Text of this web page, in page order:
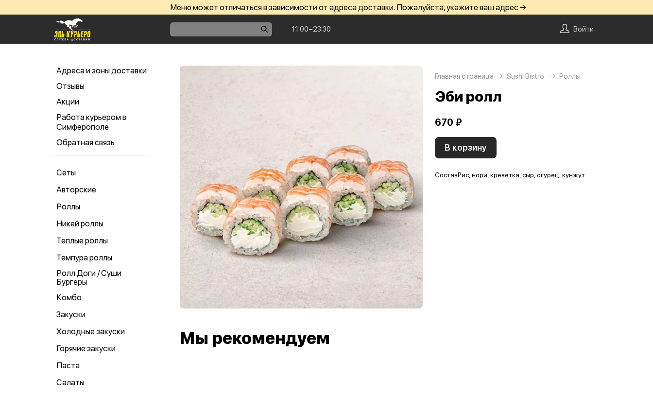
Меню может отличаться в зависимости от адреса доставки. Пожалуйста, укажите ваш адрес →
11:00−23:30 Войти
Адреса и зоны доставки
Отзывы
Акции
Работа курьером в
Симферополе
Обратная связь
Сеты
Авторские
Роллы
Никей роллы
Теплые роллы
Темпура роллы
Ролл Доги / Суши
Бургеры
Комбо
Закуски
Холодные закуски
Горячие закуски
Паста
Салаты
Главная страница Sushi Bistro Роллы
Эби ролл
670 ₽
В корзину
СоставРис, нори, креветка, сыр, огурец, кунжут
Мы рекомендуем